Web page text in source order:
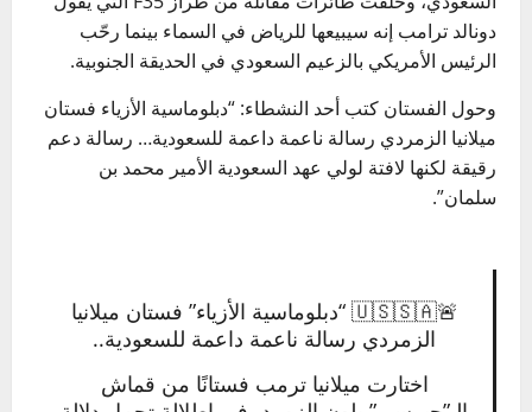
دونالد ترامب إنه سيبيعها للرياض في السماء بينما رحّب
الرئيس الأمريكي بالزعيم السعودي في الحديقة الجنوبية.
وحول الفستان كتب أحد النشطاء: “دبلوماسية الأزياء فستان
ميلانيا الزمردي رسالة ناعمة داعمة للسعودية… رسالة دعم
رقيقة لكنها لافتة لولي عهد السعودية الأمير محمد بن
سلمان”.
🚨🇺🇸🇸🇦 “دبلوماسية الأزياء” فستان ميلانيا
الزمردي رسالة ناعمة داعمة للسعودية..
اختارت ميلانيا ترمب فستانًا من قماش